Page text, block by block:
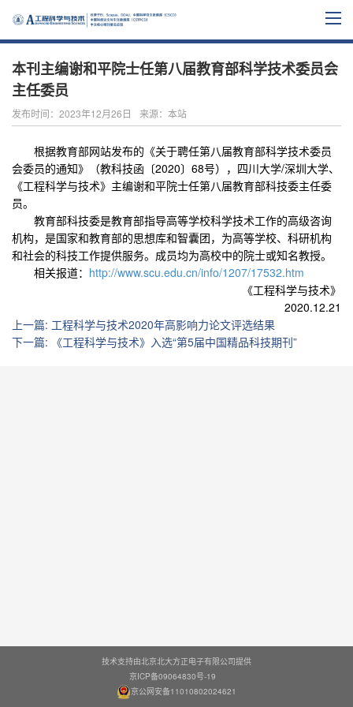
本刊主编谢和平院士任第八届教育部科学技术委员会
主任委员
发布时间：2023年12月26日 来源：本站
根据教育部网站发布的《关于聘任第八届教育部科学技术委员
会委员的通知》（教科技函〔2020〕 68号）， 四川大学/深圳大学、
《工程科学与技术》主编谢和平院士任第八届教育部科技委主任委
员。
教育部科技委是教育部指导高等学校科学技术工作的高级咨询
机构，是国家和教育部的思想库和智囊团，为高等学校、科研机构
和社会的科技工作提供服务。成员均为高校中的院士或知名教授。
相关报道： http://www.scu.edu.cn/info/1207/17532.htm
《工程科学与技术》
2020.12.21
上一篇: 工程科学与技术2020年高影响力论文评选结果
下一篇: 《工程科学与技术》入选“第5届中国精品科技期刊”
技术支持由北京北大方正电子有限公司提供
京ICP备09064830号-19
京公网安备11010802024621